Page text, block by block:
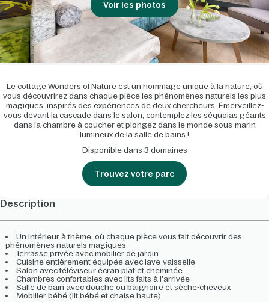
Le cottage Wonders of Nature est un hommage unique à la nature, où
vous découvrirez dans chaque pièce les phénomènes naturels les plus
magiques, inspirés des expériences de deux chercheurs. Émerveillez-
vous devant la cascade dans le salon, contemplez les séquoias géants
dans la chambre à coucher et plongez dans le monde sous-marin
lumineux de la salle de bains !
Disponible dans 3 domaines
Trouvez votre parc
Voir les photos
Description
Un intérieur à thème, où chaque pièce vous fait découvrir des
phénomènes naturels magiques
Terrasse privée avec mobilier de jardin
Cuisine entièrement équipée avec lave-vaisselle
Salon avec téléviseur écran plat et cheminée
Chambres confortables avec lits faits à l'arrivée
Salle de bain avec douche ou baignoire et sèche-cheveux
Mobilier bébé (lit bébé et chaise haute)